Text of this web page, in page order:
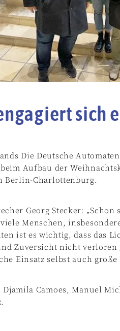
sich
Die Deutsche
Aufbau der
Berlin-Charlottenburg.
Georg Stecker:
Menschen,
ist es wichtig, dass das
Zuversicht nicht verloren
Einsatz selbst auch große
Djamila Camoes, Manuel